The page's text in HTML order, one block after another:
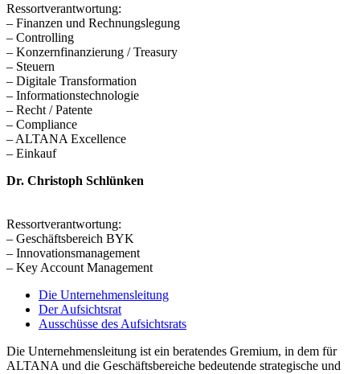
Ressortverantwortung:
– Finanzen und Rechnungslegung
– Controlling
– Konzernfinanzierung / Treasury
– Steuern
– Digitale Transformation
– Informationstechnologie
– Recht / Patente
– Compliance
– ALTANA Excellence
– Einkauf
Dr. Christoph Schlünken
Ressortverantwortung:
– Geschäftsbereich BYK
– Innovationsmanagement
– Key Account Management
Die Unternehmensleitung
Der Aufsichtsrat
Ausschüsse des Aufsichtsrats
Die Unternehmensleitung ist ein beratendes Gremium, in dem für
ALTANA und die Geschäftsbereiche bedeutende strategische und